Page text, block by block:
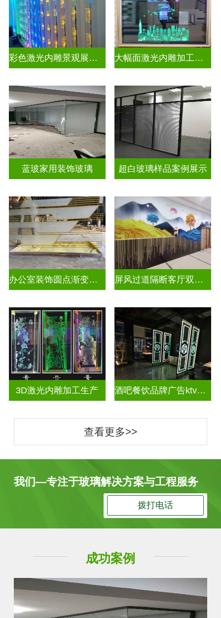
彩色激光内雕景观展示发光玻璃 大幅面激光内雕加工生产
蓝玻家用装饰玻璃 超白玻璃样品案例展示
办公室装饰圆点渐变彩绘打印玻璃 屏风过道隔断客厅双面磨砂透光uv打印玻璃
3D激光内雕加工生产 酒吧餐饮品牌广告ktv激光内雕发光艺术玻璃
查看更多>>
我们—专注于玻璃解决方案与工程服务
拨打电话
成功案例